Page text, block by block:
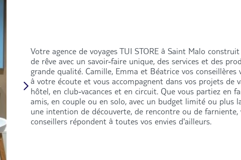
Votre agence de voyages TUI STORE à Saint Malo
de rêve avec un savoir-faire unique, des services et des
grande qualité. Camille, Emma et Béatrice vos conseillères
à votre écoute et vous accompagnent dans vos projets de
hôtel, en club-vacances et en circuit. Que vous partiez en
amis, en couple ou en solo, avec un budget limité ou plus
une intention de découverte, de rencontre ou de farniente,
conseillers répondent à toutes vos envies d'ailleurs.